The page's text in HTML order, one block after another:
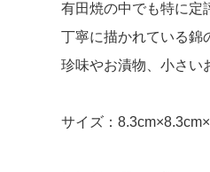
有田焼の中でも特に定
丁寧に描かれている錦
珍味やお漬物、小さい
サイズ：